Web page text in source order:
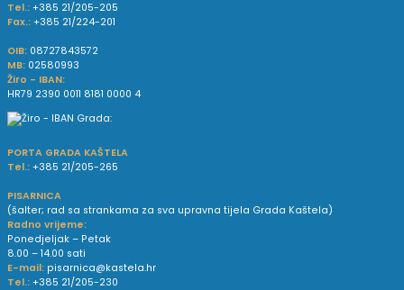
Tel.: +385 21/205-205
Fax.: +385 21/224-201
OIB: 08727843572
MB: 02580993
Žiro - IBAN:
HR79 2390 0011 8181 0000 4
PORTA GRADA KAŠTELA
Tel.: +385 21/205-265
PISARNICA
(šalter; rad sa strankama za sva upravna tijela Grada Kaštela)
Radno vrijeme:
Ponedjeljak – Petak
8.00 – 14.00 sati
E-mail: pisarnica@kastela.hr
Tel.: +385 21/205-230